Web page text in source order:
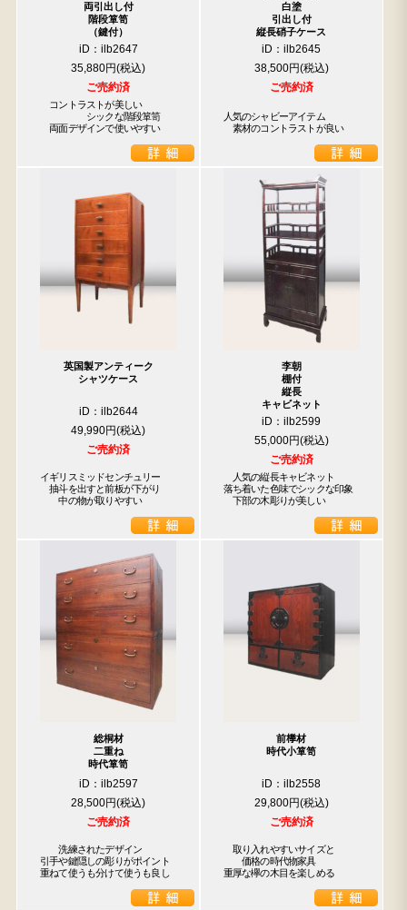
両引出し付
階段箪笥
（鍵付）
iD：ilb2647
35,880円
ご売約済
コントラストが美しい
シックな階段箪笥
両面デザインで使いやすい
白塗
引出し付
縦長硝子ケース
iD：ilb2645
38,500円
ご売約済
人気のシャビーアイテム
素材のコントラストが良い
英国製アンティーク
シャツケース
iD：ilb2644
49,990円
ご売約済
イギリスミッドセンチュリー
抽斗を出すと前板が下がり
中の物が取りやすい
李朝
棚付
縦長
キャビネット
iD：ilb2599
55,000円
ご売約済
人気の縦長キャビネット
落ち着いた色味でシックな印象
下部の木彫りが美しい
総桐材
二重ね
時代箪笥
iD：ilb2597
28,500円
ご売約済
洗練されたデザイン
引手や鍵隠しの彫りがポイント
重ねて使うも分けて使うも良し
前﨔材
時代小箪笥
iD：ilb2558
29,800円
ご売約済
取り入れやすいサイズと
価格の時代物家具
重厚な欅の木目を楽しめる